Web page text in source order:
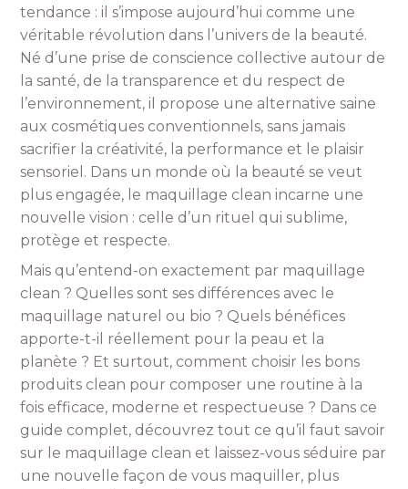
tendance : il s’impose aujourd’hui comme une
véritable révolution dans l’univers de la beauté.
Né d’une prise de conscience collective autour de
la santé, de la transparence et du respect de
l’environnement, il propose une alternative saine
aux cosmétiques conventionnels, sans jamais
sacrifier la créativité, la performance et le plaisir
sensoriel. Dans un monde où la beauté se veut
plus engagée, le maquillage clean incarne une
nouvelle vision : celle d’un rituel qui sublime,
protège et respecte.
Mais qu’entend-on exactement par maquillage
clean ? Quelles sont ses différences avec le
maquillage naturel ou bio ? Quels bénéfices
apporte-t-il réellement pour la peau et la
planète ? Et surtout, comment choisir les bons
produits clean pour composer une routine à la
fois efficace, moderne et respectueuse ? Dans ce
guide complet, découvrez tout ce qu’il faut savoir
sur le maquillage clean et laissez-vous séduire par
une nouvelle façon de vous maquiller, plus